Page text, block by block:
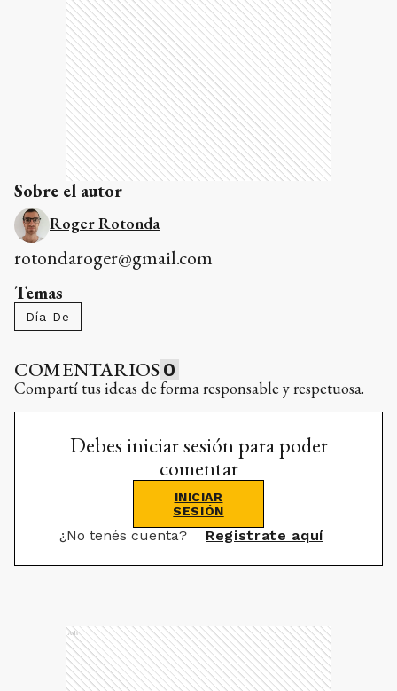
Sobre el autor
Roger Rotonda
rotondaroger@gmail.com
Temas
Día De
COMENTARIOS 0
Compartí tus ideas de forma responsable y respetuosa.
Debes iniciar sesión para poder
comentar
INICIAR
SESIÓN
¿No tenés cuenta? Registrate aquí
Ads